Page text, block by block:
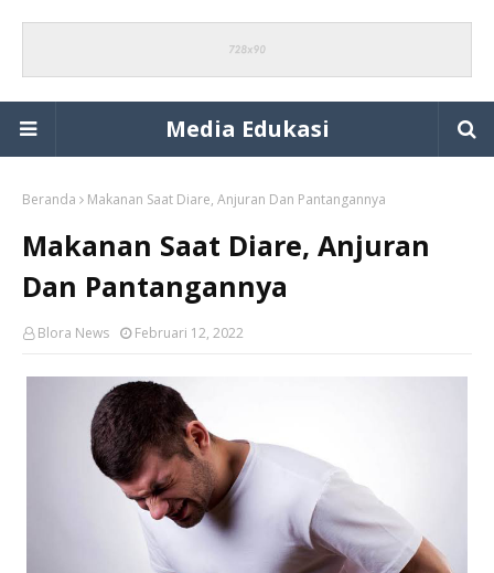
Media Edukasi
Beranda Makanan Saat Diare, Anjuran Dan Pantangannya
Makanan Saat Diare, Anjuran
Dan Pantangannya
Blora News Februari 12, 2022